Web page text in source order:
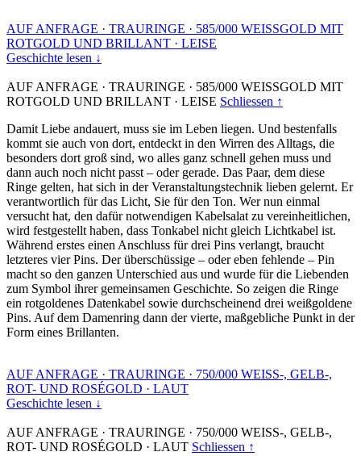
AUF ANFRAGE · TRAURINGE · 585/000 WEISSGOLD MIT
ROTGOLD UND BRILLANT · LEISE
Geschichte lesen ↓
AUF ANFRAGE · TRAURINGE · 585/000 WEISSGOLD MIT
ROTGOLD UND BRILLANT · LEISE Schliessen ↑
Damit Liebe andauert, muss sie im Leben liegen. Und bestenfalls
kommt sie auch von dort, entdeckt in den Wirren des Alltags, die
besonders dort groß sind, wo alles ganz schnell gehen muss und
dann auch noch nicht passt – oder gerade. Das Paar, dem diese
Ringe gelten, hat sich in der Veranstaltungstechnik lieben gelernt. Er
verantwortlich für das Licht, Sie für den Ton. Wer nun einmal
versucht hat, den dafür notwendigen Kabelsalat zu vereinheitlichen,
wird festgestellt haben, dass Tonkabel nicht gleich Lichtkabel ist.
Während erstes einen Anschluss für drei Pins verlangt, braucht
letzteres vier Pins. Der überschüssige – oder eben fehlende – Pin
macht so den ganzen Unterschied aus und wurde für die Liebenden
zum Symbol ihrer gemeinsamen Geschichte. So zeigen die Ringe
ein rotgoldenes Datenkabel sowie durchscheinend drei weißgoldene
Pins. Auf dem Damenring dann der vierte, maßgebliche Punkt in der
Form eines Brillanten.
AUF ANFRAGE · TRAURINGE · 750/000 WEISS-, GELB-,
ROT- UND ROSÉGOLD · LAUT
Geschichte lesen ↓
AUF ANFRAGE · TRAURINGE · 750/000 WEISS-, GELB-,
ROT- UND ROSÉGOLD · LAUT Schliessen ↑